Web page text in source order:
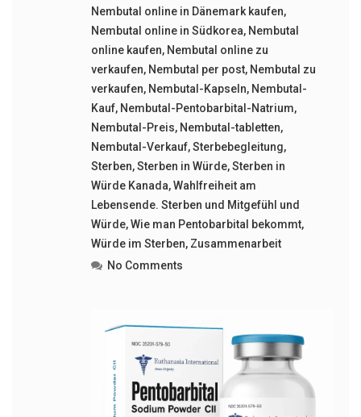
Nembutal online in Dänemark kaufen,
Nembutal online in Südkorea, Nembutal
online kaufen, Nembutal online zu
verkaufen, Nembutal per post, Nembutal zu
verkaufen, Nembutal-Kapseln, Nembutal-
Kauf, Nembutal-Pentobarbital-Natrium,
Nembutal-Preis, Nembutal-tabletten,
Nembutal-Verkauf,Sterbebegleitung,
Sterben,Sterben in Würde,Sterben in
Würde Kanada,Wahlfreiheit am
Lebensende. Sterben und Mitgefühl und
Würde,Wie man Pentobarbital bekommt,
Würde im Sterben, Zusammenarbeit
No Comments